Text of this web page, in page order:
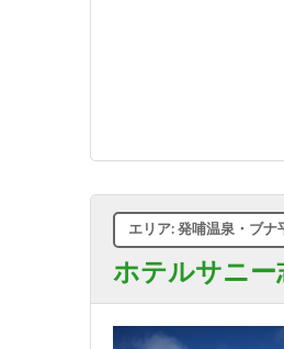
ホテルサニー
エリア: 発哺温泉・ブナ